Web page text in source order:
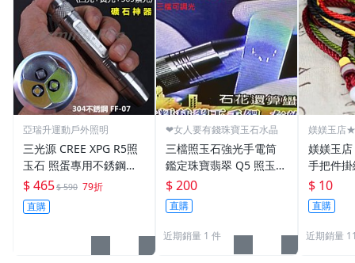
亞瑞升運動戶外照明
三光源 CREE XPG R5照
玉石 照蛋專用不銹鋼手
電筒 黃光 白光 紫光UV3
65nm檢測 琥珀 蜜蠟 翡
翠 珠寶
$ 465$ 590 79折
直購
❤女人要有錢珠寶玉石水晶
三檔照玉石強光手電筒
鑑定珠寶翡翠 Q5 照玉燈
玉石燈 玉石翡翠琥珀暇
疵色澤紋路 LED白光/黃
光任選
$ 200
直購
近期銷量 1 件
媄媄玉店
媄媄玉
手把件
子把玩
選
$ 10
直購
近期銷量